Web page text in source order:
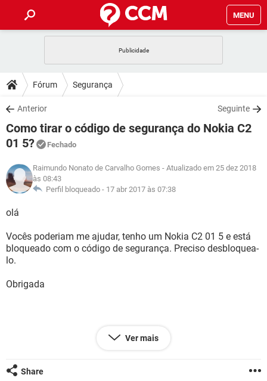
MENU
CELULAR
OUTLOOK
INSTAGRAM GMAIL
GUIA DE COMPRAS
DICAS
JOGOS
OUTLOOK
GUIA DE COMPRAS
DOWNLOADS
JOGOS WHATSAPP
CELULAR
OUTLOOK EXCEL
INSTAGRAM GMAIL
GUIA DE COMPRAS
FÓRUM
CELULAR
GUIA DE COMPRAS
GLOSSÁRIO
JOGOS WHATSAPP
CELULAR
INSTAGRAM GMAIL
Fórum Segurança
Anterior Seguinte
Como tirar o código de segurança do Nokia C2
01 5?
Fechado
Raimundo Nonato de Carvalho Gomes - Atualizado em 25 dez 2018
às 08:43
Perfil bloqueado - 17 abr 2017 às 07:38
olá
Vocês poderiam me ajudar, tenho um Nokia C2 01 5 e está
bloqueado com o código de segurança. Preciso desbloquea-
lo.
Obrigada
Ver mais
Share